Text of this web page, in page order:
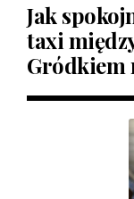
Jak
taxi
Gródkiem